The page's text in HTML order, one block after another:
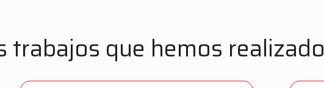
trabajos que hemos realizado